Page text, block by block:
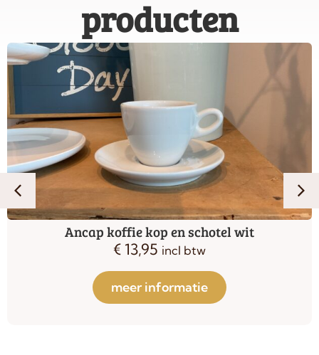
producten
Ancap koffie kop en schotel wit
€ 13,95 incl btw
meer informatie